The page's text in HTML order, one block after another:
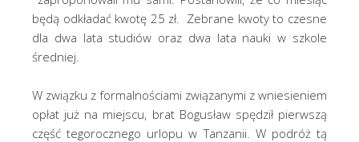
będą odkładać kwotę 25 zł. Zebrane kwoty to czesne
dla dwa lata studiów oraz dwa lata nauki w szkole
średniej.
W związku z formalnościami związanymi z wniesieniem
opłat już na miejscu, brat Bogusław spędził pierwszą
część tegorocznego urlopu w Tanzanii. W podróż tą